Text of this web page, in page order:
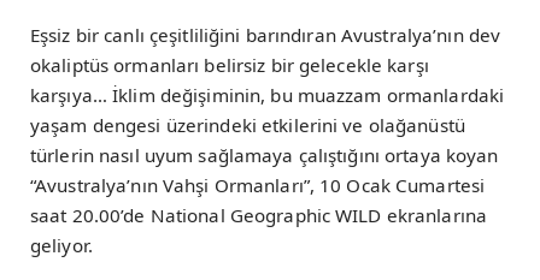
Eşsiz bir canlı çeşitliliğini barındıran Avustralya’nın dev
okaliptüs ormanları belirsiz bir gelecekle karşı
karşıya… İklim değişiminin, bu muazzam ormanlardaki
yaşam dengesi üzerindeki etkilerini ve olağanüstü
türlerin nasıl uyum sağlamaya çalıştığını ortaya koyan
“Avustralya’nın Vahşi Ormanları”, 10 Ocak Cumartesi
saat 20.00’de National Geographic WILD ekranlarına
geliyor.